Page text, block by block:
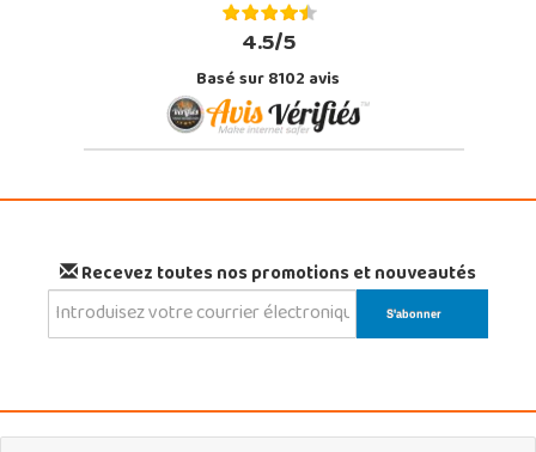
4.5/5
Basé sur 8102 avis
Recevez toutes nos promotions et nouveautés